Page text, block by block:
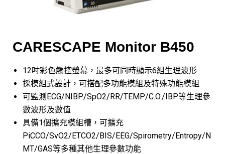
CARESCAPE Monitor B450
12吋彩色觸控螢幕，最多可同時顯示6組生理波形
採模組式設計，可搭配多功能模組及特殊功能模組
可監測ECG/NIBP/SpO2/RR/TEMP/C.O./IBP等生理參
數波形及數值
具備1個擴充模組槽，可擴充
PiCCO/SvO2/ETCO2/BIS/EEG/Spirometry/Entropy/N
MT/GAS等多種其他生理參數功能